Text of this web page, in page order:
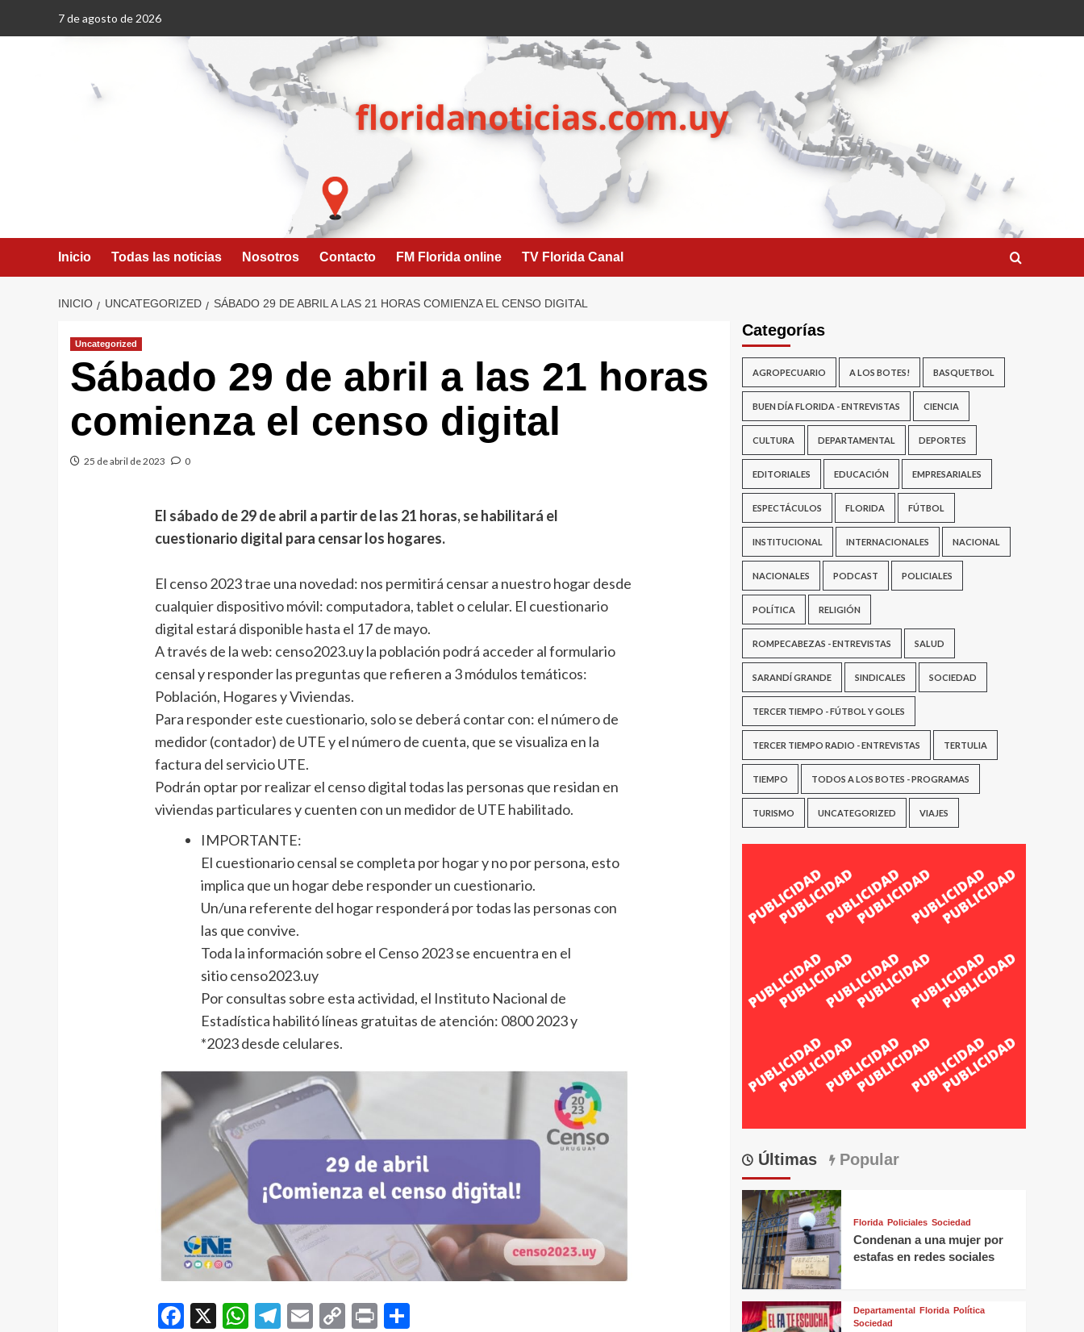
7 de agosto de 2026
Inicio Todas las noticias Nosotros Contacto FM Florida online TV Florida Canal
INICIO UNCATEGORIZED SÁBADO 29 DE ABRIL A LAS 21 HORAS COMIENZA EL CENSO DIGITAL
Uncategorized
Sábado 29 de abril a las 21 horas
comienza el censo digital
25 de abril de 2023 0
El sábado de 29 de abril a partir de las 21 horas, se habilitará el
cuestionario digital para censar los hogares.
El censo 2023 trae una novedad: nos permitirá censar a nuestro hogar desde
cualquier dispositivo móvil: computadora, tablet o celular. El cuestionario
digital estará disponible hasta el 17 de mayo.
A través de la web: censo2023.uy la población podrá acceder al formulario
censal y responder las preguntas que refieren a 3 módulos temáticos:
Población, Hogares y Viviendas.
Para responder este cuestionario, solo se deberá contar con: el número de
medidor (contador) de UTE y el número de cuenta, que se visualiza en la
factura del servicio UTE.
Podrán optar por realizar el censo digital todas las personas que residan en
viviendas particulares y cuenten con un medidor de UTE habilitado.
IMPORTANTE:
El cuestionario censal se completa por hogar y no por persona, esto
implica que un hogar debe responder un cuestionario.
Un/una referente del hogar responderá por todas las personas con
las que convive.
Toda la información sobre el Censo 2023 se encuentra en el
sitio censo2023.uy
Por consultas sobre esta actividad, el Instituto Nacional de
Estadística habilitó líneas gratuitas de atención: 0800 2023 y
*2023 desde celulares.
Facebook
X WhatsApp
Telegram
EmailCopyPrint
Categorías
AGROPECUARIO A LOS BOTES! BASQUETBOL
BUEN DÍA FLORIDA - ENTREVISTAS CIENCIA
CULTURA DEPARTAMENTAL DEPORTES
EDITORIALES EDUCACIÓN EMPRESARIALES
ESPECTÁCULOS FLORIDA FÚTBOL
INSTITUCIONAL INTERNACIONALES NACIONAL
NACIONALES PODCAST POLICIALES
POLÍTICA RELIGIÓN
ROMPECABEZAS - ENTREVISTAS SALUD
SARANDÍ GRANDE SINDICALES SOCIEDAD
TERCER TIEMPO - FÚTBOL Y GOLES
TERCER TIEMPO RADIO - ENTREVISTAS TERTULIA
TIEMPO TODOS A LOS BOTES - PROGRAMAS
TURISMO UNCATEGORIZED VIAJES
Últimas Popular
Florida Policiales Sociedad
Condenan a una mujer por
estafas en redes sociales
Departamental Florida Política
Sociedad